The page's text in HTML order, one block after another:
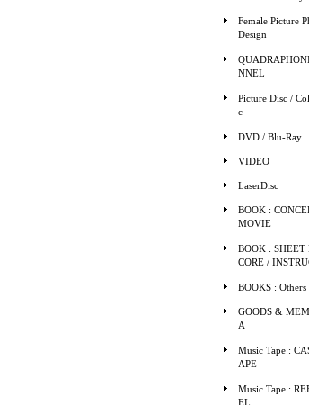
Female Picture
Design
NNEL
Picture Disc /
c
DVD / Blu-Ray
VIDEO
LaserDisc
BOOK :
MOVIE
BOOK : SHEET
CORE /
BOOKS : Others
GOODS &
A
Music Tape :
APE
Music Tape :